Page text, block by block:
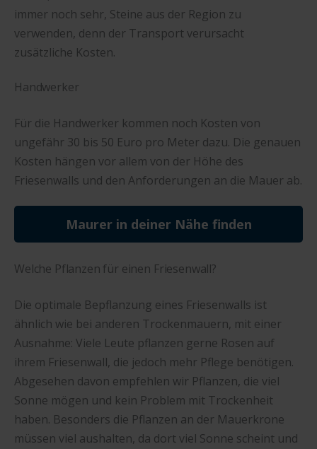
immer noch sehr, Steine aus der Region zu
verwenden, denn der Transport verursacht
zusätzliche Kosten.
Handwerker
Für die Handwerker kommen noch Kosten von
ungefähr 30 bis 50 Euro pro Meter dazu. Die genauen
Kosten hängen vor allem von der Höhe des
Friesenwalls und den Anforderungen an die Mauer ab.
Maurer in deiner Nähe finden
Welche Pflanzen für einen Friesenwall?
Die optimale Bepflanzung eines Friesenwalls ist
ähnlich wie bei anderen Trockenmauern, mit einer
Ausnahme: Viele Leute pflanzen gerne Rosen auf
ihrem Friesenwall, die jedoch mehr Pflege benötigen.
Abgesehen davon empfehlen wir Pflanzen, die viel
Sonne mögen und kein Problem mit Trockenheit
haben. Besonders die Pflanzen an der Mauerkrone
müssen viel aushalten, da dort viel Sonne scheint und